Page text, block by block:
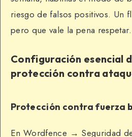
riesgo de falsos positivos. Un
pero que vale la pena respetar.
Configuración esencial
protección contra
Protección contra fuerza
En Wordfence → Seguridad